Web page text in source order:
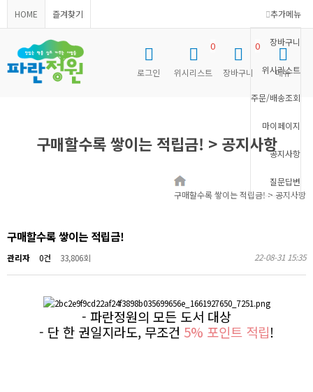
HOME 즐겨찾기 추가메뉴
장바구니
위시리스트
주문/배송조회
마이페이지
공지사항
질문답변
로그인 위시리스트
0
장바구니
0
메뉴
구매할수록 쌓이는 적립금! > 공지사항
구매할수록 쌓이는 적립금! > 공지사항
구매할수록 쌓이는 적립금!
관리자 0건 33,806회 22-08-31 15:35
- 파란정원의 모든 도서 대상
- 단 한 권일지라도, 무조건 5% 포인트 적립!